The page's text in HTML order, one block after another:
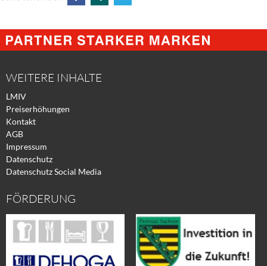
@
Facebook
@
Xing
@
Twitter
WEITERE INHALTE
LMIV
Preiserhöhungen
Kontakt
AGB
Impressum
Datenschutz
Datenschutz Social Media
FÖRDERUNG